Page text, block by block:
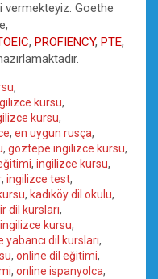
vermekteyiz. Goethe
, PROFIENCY, PTE,
,
kursu,
kursu,
, en uygun rusça,
, göztepe ingilizce kursu,
, ingilizce kursu,
, ingilizce test,
, kadıköy dil okulu,
dil kursları,
kursu,
dil kursları,
, online dil eğitimi,
, online ispanyolca,